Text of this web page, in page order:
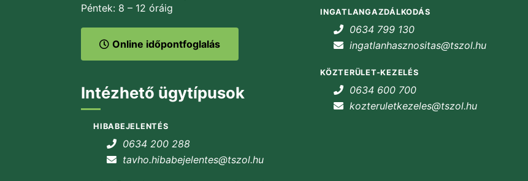
Péntek: 8 – 12 óráig
Online időpontfoglalás
Intézhető ügytípusok
HIBABEJELENTÉS
0634 200 288
tavho.hibabejelentes@tszol.hu
INGATLANGAZDÁLKODÁS
0634 799 130
ingatlanhasznositas@tszol.hu
KÖZTERÜLET-KEZELÉS
0634 600 700
kozteruletkezeles@tszol.hu